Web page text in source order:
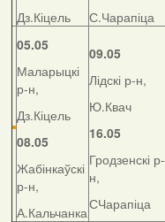
Дз.Кіцель
С.Чарапіца
05.05
Маларыцкі
р-н,
Дз.Кіцель
08.05
Жабінкаўскі
р-н,
А.Кальчанка
09.05
Лідскі р-н,
Ю.Квач
16.05
Гродзенскі р-
н,
СЧарапіца